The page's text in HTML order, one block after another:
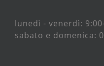
lunedì - venerdì:
sabato e domenica: